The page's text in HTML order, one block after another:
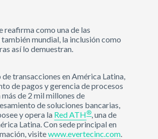
reafirma como una de las
mundial, la inclusión como
así lo demuestran.
transacciones en América Latina,
de pagos y gerencia de procesos
de 2 mil millones de
de soluciones bancarias,
y opera la Red ATH®, una de
Latina. Con sede principal en
visitewww.evertecinc.com.